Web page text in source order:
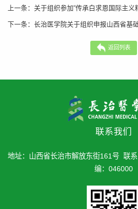
上一条： 关于组织参加“传承白求恩国际主义精神，构筑全球医患命运共同
下一条： 长治医学院关于组织申报山西省基础研究计划（自由探索类）
返回列表
联系我们
地址：山西省长治市解放东街161号 联
编：046000